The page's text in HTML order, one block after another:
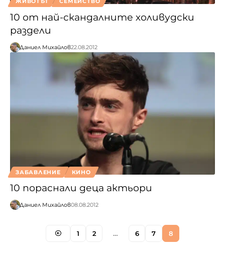
10 от най-скандалните холивудски
раздели
Даниел Михайлов22.08.2012
ЗАБАВЛЕНИЕ КИНО
10 пораснали деца актьори
Даниел Михайлов08.08.2012
1 2 … 6 7 8